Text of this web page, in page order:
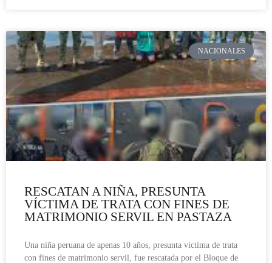
NACIONALES
RESCATAN A NIÑA, PRESUNTA
VÍCTIMA DE TRATA CON FINES DE
MATRIMONIO SERVIL EN PASTAZA
Una niña peruana de apenas 10 años, presunta víctima de trata
con fines de matrimonio servil, fue rescatada por el Bloque de